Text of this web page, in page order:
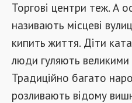
Торгові центри теж. А
називають місцеві
кипить життя. Діти
люди гуляють великими
Традиційно багато
розливають відому